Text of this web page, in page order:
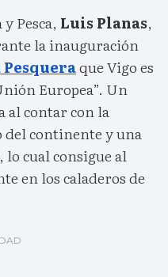
Pesca, Luis Planas,
la inauguración
Pesqueraque Vigo es
Europea”. Un
al contar con la
del continente y una
cual consigue al
en los caladeros de